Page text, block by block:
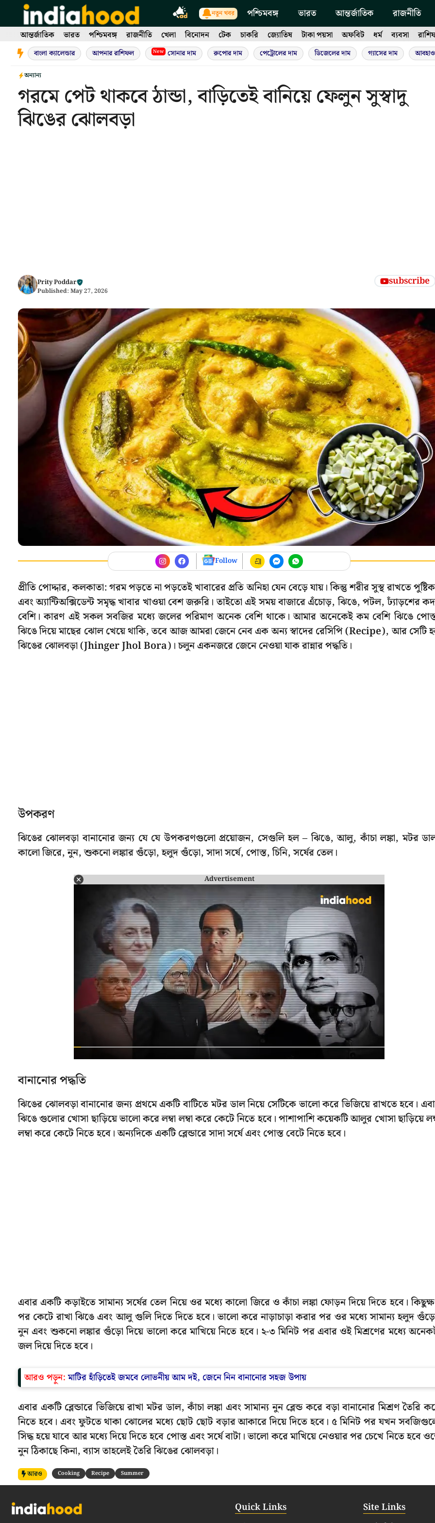
content
নতুন খবর পশ্চিমবঙ্গ ভারত আন্তর্জাতিক রাজনীতি
আন্তর্জাতিক ভারত পশ্চিমবঙ্গ রাজনীতি খেলা বিনোদন টেক চাকরি জ্যোতিষ টাকা পয়সা অফবিট ধর্ম ব্যবসা
বাংলা ক্যালেন্ডার আপনার রাশিফল New সোনার দাম রুপোর দাম পেট্রোলের দাম ডিজেলের দাম গ্যাসের দাম
অন্যান্য
গরমে পেট থাকবে ঠান্ডা, বাড়িতেই বানিয়ে ফেলুন সুস্বাদু
ঝিঙের ঝোলবড়া
Prity Poddar
Published: May 27, 2026
subscribe
Follow
প্রীতি পোদ্দার, কলকাতা: গরম পড়তে না পড়তেই খাবারের প্রতি অনিহা যেন বেড়ে যায়। কিন্তু শরীর সুস্থ রাখতে
এবং অ্যান্টিঅক্সিডেন্ট সমৃদ্ধ খাবার খাওয়া বেশ জরুরি। তাইতো এই সময় বাজারে এঁচোড়, ঝিঙে, পটল, ঢ্যাঁড়শের
বেশি। কারণ এই সকল সবজির মধ্যে জলের পরিমাণ অনেক বেশি থাকে। আমার অনেকেই কম বেশি ঝিঙে
ঝিঙে দিয়ে মাছের ঝোল খেয়ে থাকি, তবে আজ আমরা জেনে নেব এক অন্য স্বাদের রেসিপি (Recipe), আর সেটি
ঝিঙের ঝোলবড়া (Jhinger Jhol Bora)। চলুন একনজরে জেনে নেওয়া যাক রান্নার পদ্ধতি।
উপকরণ
ঝিঙের ঝোলবড়া বানানোর জন্য যে যে উপকরণগুলো প্রয়োজন, সেগুলি হল – ঝিঙে, আলু, কাঁচা লঙ্কা, মটর
কালো জিরে, নুন, শুকনো লঙ্কার গুঁড়ো, হলুদ গুঁড়ো, সাদা সর্ষে, পোস্ত, চিনি, সর্ষের তেল।
Advertisement
বানানোর পদ্ধতি
ঝিঙের ঝোলবড়া বানানোর জন্য প্রথমে একটি বাটিতে মটর ডাল নিয়ে সেটিকে ভালো করে ভিজিয়ে রাখতে হবে।
ঝিঙে গুলোর খোসা ছাড়িয়ে ভালো করে লম্বা লম্বা করে কেটে নিতে হবে। পাশাপাশি কয়েকটি আলুর খোসা ছাড়িয়ে
লম্বা করে কেটে নিতে হবে। অন্যদিকে একটি ব্লেন্ডারে সাদা সর্ষে এবং পোস্ত বেটে নিতে হবে।
এবার একটি কড়াইতে সামান্য সর্ষের তেল নিয়ে ওর মধ্যে কালো জিরে ও কাঁচা লঙ্কা ফোড়ন দিয়ে দিতে হবে।
পর কেটে রাখা ঝিঙে এবং আলু গুলি দিতে দিতে হবে। ভালো করে নাড়াচাড়া করার পর ওর মধ্যে সামান্য হলুদ
নুন এবং শুকনো লঙ্কার গুঁড়ো দিয়ে ভালো করে মাখিয়ে নিতে হবে। ২-৩ মিনিট পর এবার ওই মিশ্রণের মধ্যে
জল দিয়ে দিতে হবে।
আরও পড়ুন:মাটির হাঁড়িতেই জমবে লোভনীয় আম দই, জেনে নিন বানানোর সহজ উপায়
এবার একটি ব্লেন্ডারে ভিজিয়ে রাখা মটর ডাল, কাঁচা লঙ্কা এবং সামান্য নুন ব্লেন্ড করে বড়া বানানোর মিশ্রণ তৈরি
নিতে হবে। এবং ফুটতে থাকা ঝোলের মধ্যে ছোট ছোট বড়ার আকারে দিয়ে দিতে হবে। ৫ মিনিট পর যখন
সিদ্ধ হয়ে যাবে আর মধ্যে দিয়ে দিতে হবে পোস্ত এবং সর্ষে বাটা। ভালো করে মাখিয়ে নেওয়ার পর চেখে নিতে হবে
নুন ঠিকাছে কিনা, ব্যাস তাহলেই তৈরি ঝিঙের ঝোলবড়া।
আরও Cooking Recipe Summer
Quick Links Site Links